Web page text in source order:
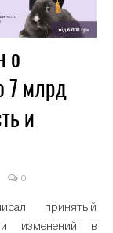
о
7 млрд
и
0
принятый
изменений в